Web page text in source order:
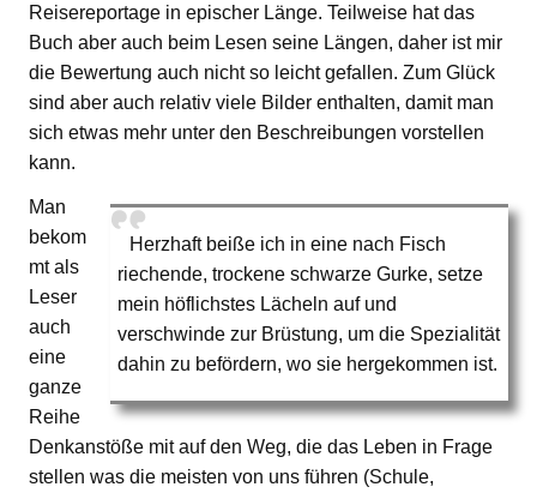
Reisereportage in epischer Länge. Teilweise hat das
Buch aber auch beim Lesen seine Längen, daher ist mir
die Bewertung auch nicht so leicht gefallen. Zum Glück
sind aber auch relativ viele Bilder enthalten, damit man
sich etwas mehr unter den Beschreibungen vorstellen
kann.
Herzhaft beiße ich in eine nach Fisch
riechende, trockene schwarze Gurke, setze
mein höflichstes Lächeln auf und
verschwinde zur Brüstung, um die Spezialität
dahin zu befördern, wo sie hergekommen ist.
Man
bekom
mt als
Leser
auch
eine
ganze
Reihe
Denkanstöße mit auf den Weg, die das Leben in Frage
stellen was die meisten von uns führen (Schule,